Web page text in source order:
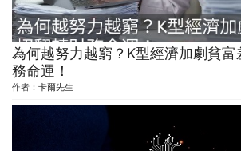
為何越努力越窮？K型經濟加劇貧
務命運！
作者： 卡爾先生